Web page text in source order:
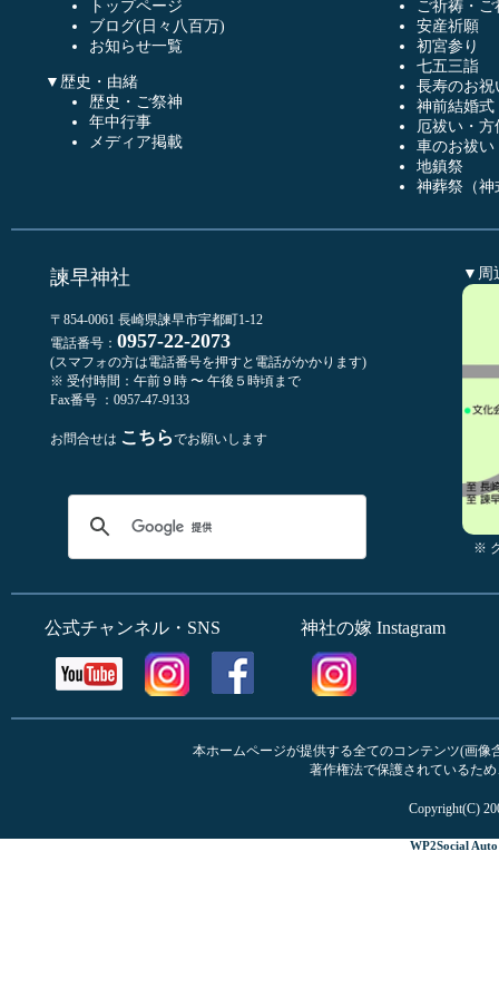
トップページ
ブログ(日々八百万)
お知らせ一覧
▼歴史・由緒
歴史・ご祭神
年中行事
メディア掲載
ご祈祷・
安産祈願
初宮参り
七五三詣
長寿のお祝
神前結婚式
厄祓い・方
車のお祓い
地鎮祭
神葬祭（神
諫早神社
〒854-0061 長崎県諫早市宇都町1-12
電話番号： 0957-22-2073
(スマフォの方は電話番号を押すと電話がかかります)
※ 受付時間：午前９時 〜 午後５時頃まで
Fax番号 ：0957-47-9133
お問合せは こちらでお願いします
▼周
※
公式チャンネル・SNS 神社の嫁 Instagram
本ホームページが提供する全てのコンテンツ(画
著作権法で保護されているた
Copyright(C)
WP2Social